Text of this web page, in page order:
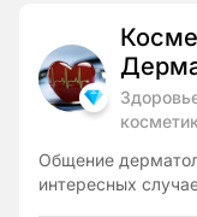
Общение
интересных